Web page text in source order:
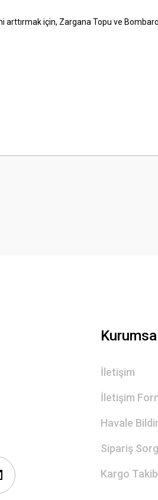
için, Zargana Topu ve
Kurumsal
İletişim
İletişim
Havale
Sipariş
Kargo